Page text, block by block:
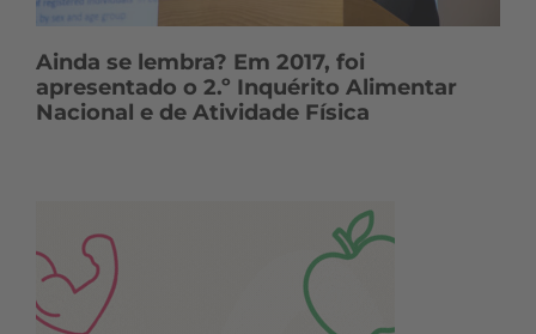
Ainda se lembra? Em 2017, foi
apresentado o 2.º Inquérito Alimentar
Nacional e de Atividade Física